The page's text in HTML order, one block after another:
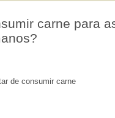
carne para
de consumir carne